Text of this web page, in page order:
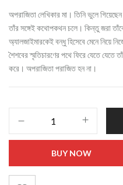
অপরাজিতা লেখিকার মা। তিনি ভুলে
তাঁর সঙ্গেই কথোপকথন চলে। কিন্তু জরা
অ্যালজাইমারকেই বন্ধু হিসেবে মেনে নিয়ে
শৈশবের স্মৃতিচারণের পথে ফিরে যেতে যেতে
করে। অপরাজিতা পরাজিত হন না।
BUY NOW